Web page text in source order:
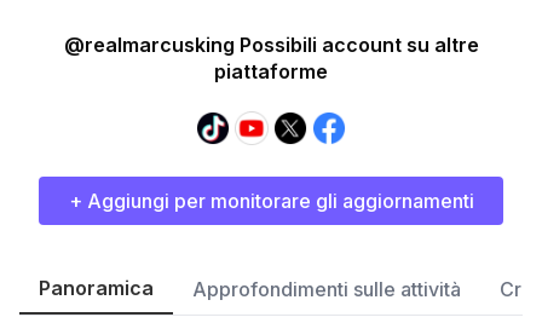
@realmarcusking Possibili account su altre
piattaforme
+ Aggiungi per monitorare gli aggiornamenti
Panoramica Approfondimenti sulle attività